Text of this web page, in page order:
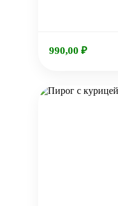
990,00 ₽